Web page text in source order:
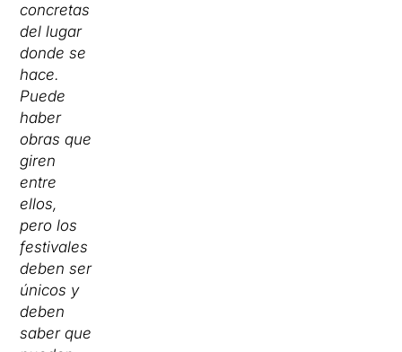
concretas
del lugar
donde se
hace.
Puede
haber
obras que
giren
entre
ellos,
pero los
festivales
deben ser
únicos y
deben
saber que